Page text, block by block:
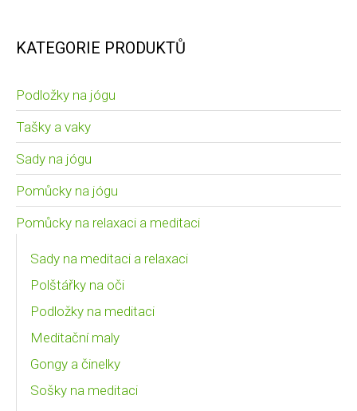
KATEGORIE PRODUKTŮ
Podložky na jógu
Tašky a vaky
Sady na jógu
Pomůcky na jógu
Pomůcky na relaxaci a meditaci
Sady na meditaci a relaxaci
Polštářky na oči
Podložky na meditaci
Meditační maly
Gongy a činelky
Sošky na meditaci